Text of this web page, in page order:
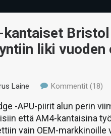
Bristol
liki vuoden
Laine Kommentit (18)
-APU-piirit alun perin
että AM4-kantaisina
vain OEM-markkinoille